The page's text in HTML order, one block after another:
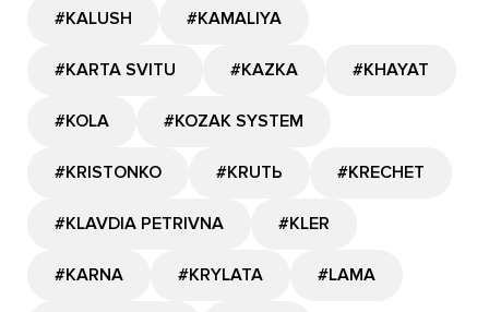
#KALUSH #KAMALIYA
#KARTA SVITU #KAZKA #KHAYAT
#KOLA #KOZAK SYSTEM
#KRISTONKO #KRUTЬ #KRECHET
#KLAVDIA PETRIVNA #KLER
#KARNA #KRYLATA #LAMA